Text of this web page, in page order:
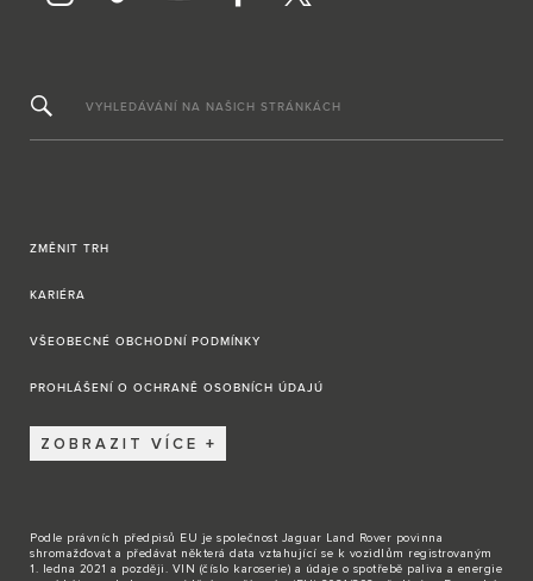
VYHLEDÁVÁNÍ NA NAŠICH STRÁNKÁCH
ZMĚNIT TRH
KARIÉRA
VŠEOBECNÉ OBCHODNÍ PODMÍNKY
PROHLÁŠENÍ O OCHRANĚ OSOBNÍCH ÚDAJÚ
ZOBRAZIT VÍCE
Podle právních předpisů EU je společnost Jaguar Land Rover povinna
shromažďovat a předávat některá data vztahující se k vozidlům registrovaným
1. ledna 2021 a později. VIN (číslo karoserie) a údaje o spotřebě paliva a energie